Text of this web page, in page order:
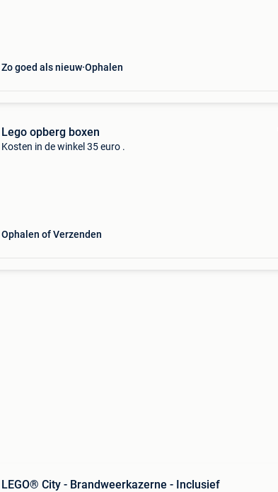
Zo goed als nieuw Ophalen
Lego opberg boxen
Kosten in de winkel 35 euro .
Ophalen of Verzenden
LEGO® City - Brandweerkazerne - Inclusief